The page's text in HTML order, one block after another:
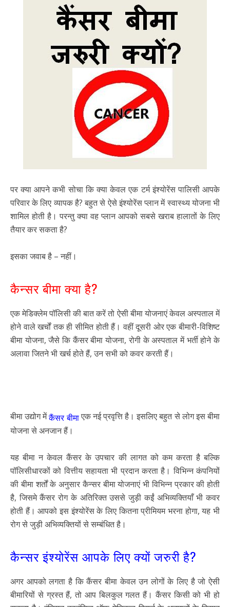
पर क्या आपने कभी सोचा कि क्या केवल एक टर्म इंश्योरेंस पालिसी आपके
परिवार के लिए व्यापक है? बहुत से ऐसे इंश्योरेंस प्लान में स्वास्थ्य योजना भी
शामिल होती है। परन्तु क्या वह प्लान आपको सबसे खराब हालातों के लिए
तैयार कर सकता है?
इसका जवाब है – नहीं।
कैन्सर बीमा क्या है?
एक मेडिक्लेम पॉलिसी की बात करें तो ऐसी बीमा योजनाएं केवल अस्पताल में
होने वाले खर्चों तक ही सीमित होती हैं। वहीं दूसरी ओर एक बीमारी-विशिष्ट
बीमा योजना, जैसे कि कैंसर बीमा योजना, रोगी के अस्पताल में भर्ती होने के
अलावा जितने भी खर्च होते हैं, उन सभी को कवर करती हैं।
बीमा उद्योग मेंकैंसर बीमाएक नई प्रवृत्ति है। इसलिए बहुत से लोग इस बीमा
योजना से अनजान हैं।
यह बीमा न केवल कैंसर के उपचार की लागत को कम करता है बल्कि
पॉलिसीधारकों को वित्तीय सहायता भी प्रदान करता है। विभिन्न कंपनियों
की बीमा शर्तों के अनुसार कैन्सर बीमा योजनाएं भी विभिन्न प्रकार की होती
है, जिसमे कैंसर रोग के अतिरिक्त उससे जुड़ी कईं अभिव्यक्तियाँ भी कवर
होती हैं। आपको इस इंश्योरेंस के लिए कितना प्रीमियम भरना होगा, यह भी
रोग से जुड़ी अभिव्यक्तियों से सम्बंधित है।
कैन्सर इंश्योरेंस आपके लिए क्यों जरुरी है?
अगर आपको लगता है कि कैंसर बीमा केवल उन लोगों के लिए है जो ऐसी
बीमारियों से ग्रस्त हैं, तो आप बिलकुल गलत हैं। कैंसर किसी को भी हो